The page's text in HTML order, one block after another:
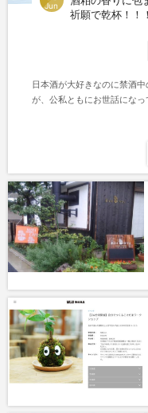
Jun
祈願で乾杯！！！
日本酒が大好きなのに禁酒
が、公私ともにお世話になっ